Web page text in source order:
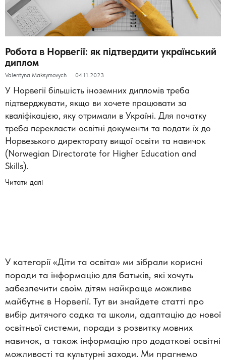
Робота в Норвегії: як підтвердити український
диплом
Valentyna Maksymovych 04.11.2023
У Норвегії більшість іноземних дипломів треба
підтверджувати, якщо ви хочете працювати за
кваліфікацією, яку отримали в Україні. Для початку
треба перекласти освітні документи та подати їх до
Норвезького директорату вищої освіти та навичок
(Norwegian Directorate for Higher Education and
Skills).
Читати далі
У категорії «Діти та освіта» ми зібрали корисні
поради та інформацію для батьків, які хочуть
забезпечити своїм дітям найкраще можливе
майбутнє в Норвегії. Тут ви знайдете статті про
вибір дитячого садка та школи, адаптацію до нової
освітньої системи, поради з розвитку мовних
навичок, а також інформацію про додаткові освітні
можливості та культурні заходи. Ми прагнемо